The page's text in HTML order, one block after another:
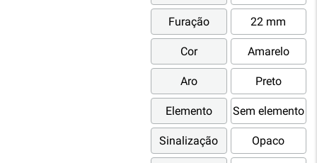
Furação 22 mm
Cor Amarelo
Aro Preto
Elemento Sem elemento
Sinalização Opaco